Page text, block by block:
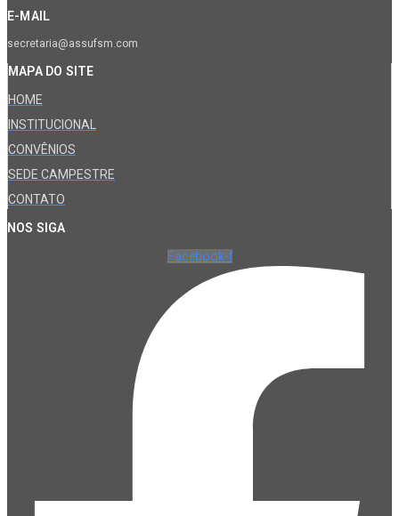
E-MAIL
secretaria@assufsm.com
MAPA DO SITE
HOME
INSTITUCIONAL
CONVÊNIOS
SEDE CAMPESTRE
CONTATO
NOS SIGA
Facebook-f